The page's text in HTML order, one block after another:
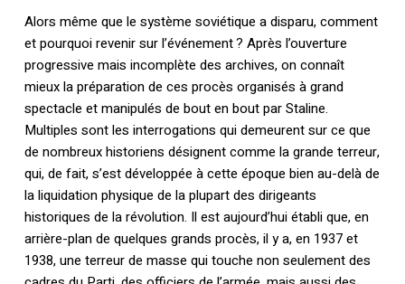
Alors même que le système soviétique a disparu, comment
et pourquoi revenir sur l’événement ? Après l’ouverture
progressive mais incomplète des archives, on connaît
mieux la préparation de ces procès organisés à grand
spectacle et manipulés de bout en bout par Staline.
Multiples sont les interrogations qui demeurent sur ce que
de nombreux historiens désignent comme la grande terreur,
qui, de fait, s’est développée à cette époque bien au-delà de
la liquidation physique de la plupart des dirigeants
historiques de la révolution. Il est aujourd’hui établi que, en
arrière-plan de quelques grands procès, il y a, en 1937 et
1938, une terreur de masse qui touche non seulement des